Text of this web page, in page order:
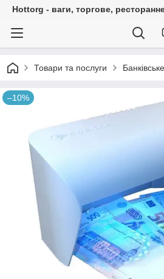
Hottorg - ваги, торгове,
Товари та послуги
–10%